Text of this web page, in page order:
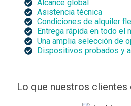
Alcance global
Asistencia técnica
Condiciones de alquiler
Entrega rápida en todo el
Una amplia selección de
Dispositivos probados y
Lo que nuestros